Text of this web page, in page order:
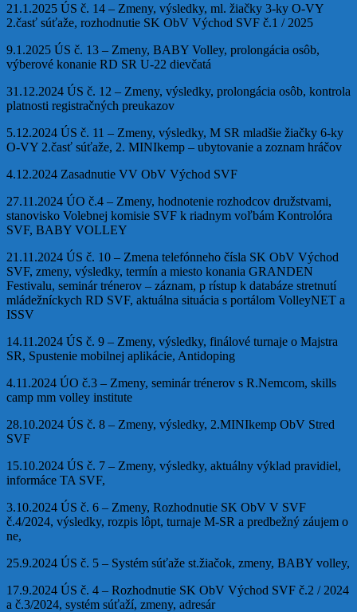
21.1.2025 ÚS č. 14 – Zmeny, výsledky, ml. žiačky 3-ky O-VY
2.časť súťaže, rozhodnutie SK ObV Východ SVF č.1 / 2025
9.1.2025 ÚS č. 13 – Zmeny, BABY Volley, prolongácia osôb,
výberové konanie RD SR U-22 dievčatá
31.12.2024 ÚS č. 12 – Zmeny, výsledky, prolongácia osôb, kontrola
platnosti registračných preukazov
5.12.2024 ÚS č. 11 – Zmeny, výsledky, M SR mladšie žiačky 6-ky
O-VY 2.časť súťaže, 2. MINIkemp – ubytovanie a zoznam hráčov
4.12.2024 Zasadnutie VV ObV Východ SVF
27.11.2024 ÚO č.4 – Zmeny, hodnotenie rozhodcov družstvami,
stanovisko Volebnej komisie SVF k riadnym voľbám Kontrolóra
SVF, BABY VOLLEY
21.11.2024 ÚS č. 10 – Zmena telefónneho čísla SK ObV Východ
SVF, zmeny, výsledky, termín a miesto konania GRANDEN
Festivalu, seminár trénerov – záznam, p rístup k databáze stretnutí
mládežníckych RD SVF, aktuálna situácia s portálom VolleyNET a
ISSV
14.11.2024 ÚS č. 9 – Zmeny, výsledky, finálové turnaje o Majstra
SR, Spustenie mobilnej aplikácie, Antidoping
4.11.2024 ÚO č.3 – Zmeny, seminár trénerov s R.Nemcom, skills
camp mm volley institute
28.10.2024 ÚS č. 8 – Zmeny, výsledky, 2.MINIkemp ObV Stred
SVF
15.10.2024 ÚS č. 7 – Zmeny, výsledky, aktuálny výklad pravidiel,
informáce TA SVF,
3.10.2024 ÚS č. 6 – Zmeny, Rozhodnutie SK ObV V SVF
č.4/2024, výsledky, rozpis lôpt, turnaje M-SR a predbežný záujem o
ne,
25.9.2024 ÚS č. 5 – Systém súťaže st.žiačok, zmeny, BABY volley,
17.9.2024 ÚS č. 4 – Rozhodnutie SK ObV Východ SVF č.2 / 2024
a č.3/2024, systém súťaží, zmeny, adresár